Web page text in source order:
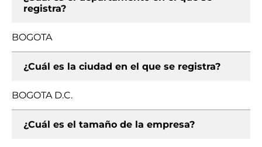
registra?
BOGOTA
¿Cuál es la ciudad en el que se registra?
BOGOTA D.C.
¿Cuál es el tamaño de la empresa?